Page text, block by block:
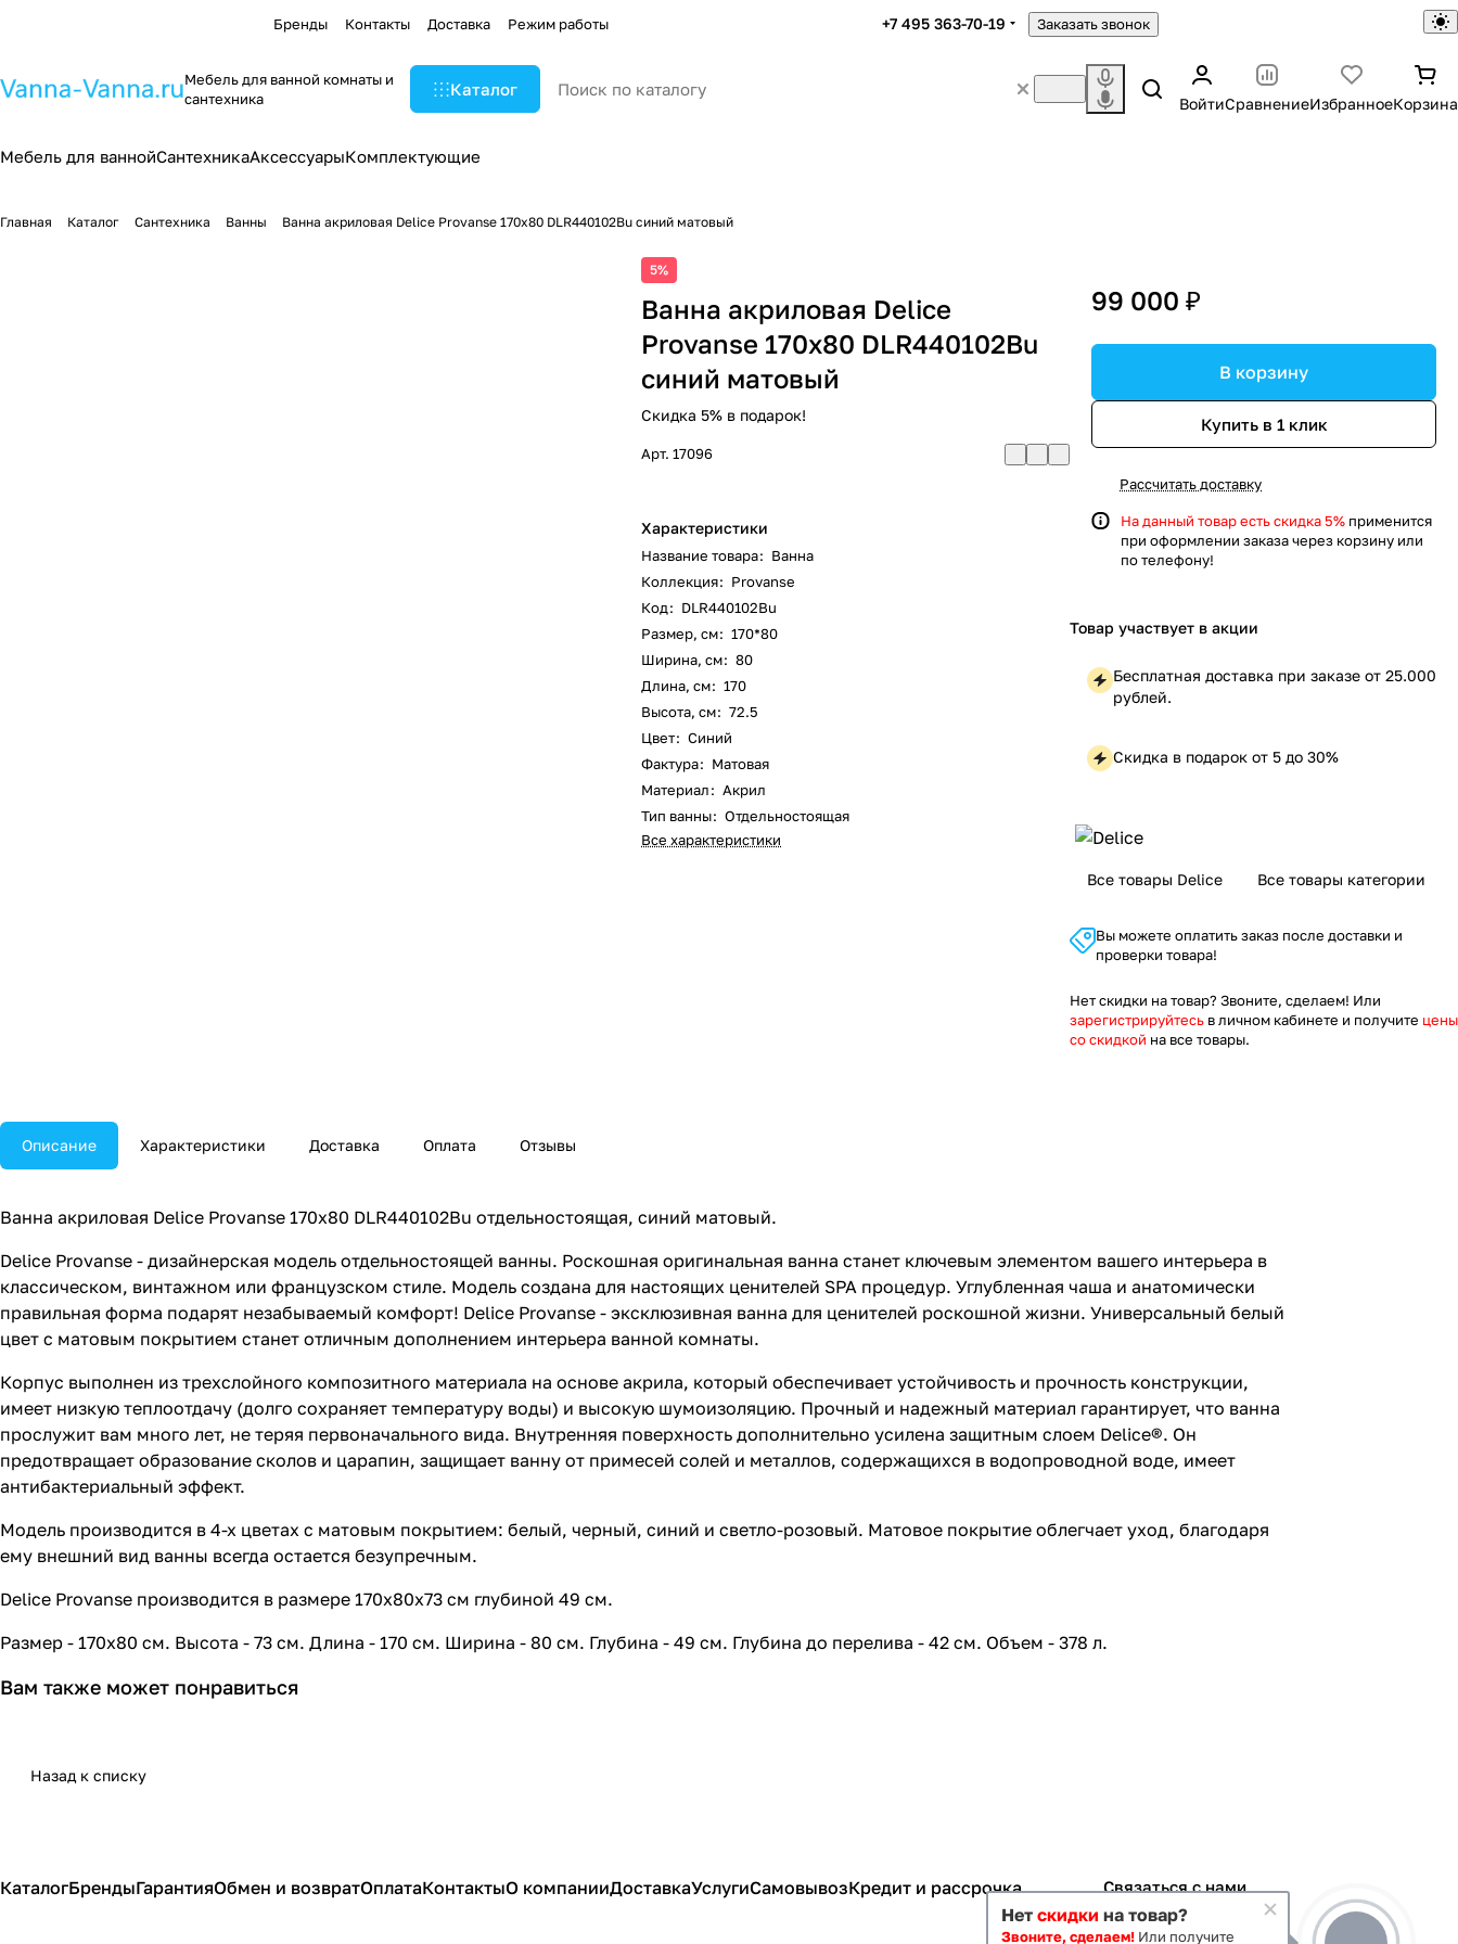
Бренды Контакты Доставка Режим работы +7 495 363-70-19 Заказать звонок
Мебель для ванной комнаты и
сантехника
Каталог
ВойтиСравнениеИзбранноеКорзина
Мебель для ваннойСантехникаАксессуарыКомплектующие
Главная Каталог Сантехника Ванны Ванна акриловая Delice Provanse 170х80 DLR440102Bu синий матовый
5%
Ванна акриловая Delice
Provanse 170х80 DLR440102Bu
синий матовый
Скидка 5% в подарок!
Арт.17096
Характеристики
Название товара: Ванна
Коллекция: Provanse
Код: DLR440102Bu
Размер, см: 170*80
Ширина, см: 80
Длина, см: 170
Высота, см: 72.5
Цвет: Синий
Фактура: Матовая
Материал: Акрил
Тип ванны: Отдельностоящая
Все характеристики
99 000 ₽
В корзину
Купить в 1 клик
Рассчитать доставку
На данный товар есть скидка 5% применится
при оформлении заказа через корзину или
по телефону!
Товар участвует в акции
Бесплатная доставка при заказе от 25.000
рублей.
Скидка в подарок от 5 до 30%
Все товары Delice Все товары категории
Вы можете оплатить заказ после доставки и
проверки товара!
Нет скидки на товар? Звоните, сделаем! Или
зарегистрируйтесь в личном кабинете и получите цены
со скидкой на все товары.
Описание Характеристики Доставка Оплата Отзывы
Ванна акриловая Delice Provanse 170х80 DLR440102Bu отдельностоящая, синий матовый.
Delice Provanse - дизайнерская модель отдельностоящей ванны. Роскошная оригинальная ванна станет ключевым элементом вашего интерьера в
классическом, винтажном или французском стиле. Модель создана для настоящих ценителей SPA процедур. Углубленная чаша и анатомически
правильная форма подарят незабываемый комфорт! Delice Provanse - эксклюзивная ванна для ценителей роскошной жизни. Универсальный белый
цвет с матовым покрытием станет отличным дополнением интерьера ванной комнаты.
Корпус выполнен из трехслойного композитного материала на основе акрила, который обеспечивает устойчивость и прочность конструкции,
имеет низкую теплоотдачу (долго сохраняет температуру воды) и высокую шумоизоляцию. Прочный и надежный материал гарантирует, что ванна
прослужит вам много лет, не теряя первоначального вида. Внутренняя поверхность дополнительно усилена защитным слоем Delice®. Он
предотвращает образование сколов и царапин, защищает ванну от примесей солей и металлов, содержащихся в водопроводной воде, имеет
антибактериальный эффект.
Модель производится в 4-х цветах с матовым покрытием: белый, черный, синий и светло-розовый. Матовое покрытие облегчает уход, благодаря
ему внешний вид ванны всегда остается безупречным.
Delice Provanse производится в размере 170х80х73 см глубиной 49 см.
Размер - 170х80 см. Высота - 73 см. Длина - 170 см. Ширина - 80 см. Глубина - 49 см. Глубина до перелива - 42 см. Объем - 378 л.
Вам также может понравиться
Назад к списку
КаталогБрендыГарантияОбмен и возвратОплатаКонтактыО компанииДоставкаУслугиСамовывозКредит и рассрочка Связаться с нами
+7 495 363-70-19
Нет скидки на товар?
Звоните, сделаем! Или получите